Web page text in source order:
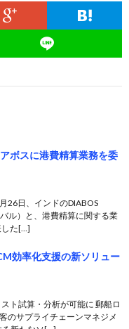
ボスに港費精算業務を委
26日、インドのDIABOS
ル）と、港費精算に関する業
した[…]
効率化支援の新ソリュー
ト試算・分析が可能に 郵船ロ
のサプライチェーンマネジメ